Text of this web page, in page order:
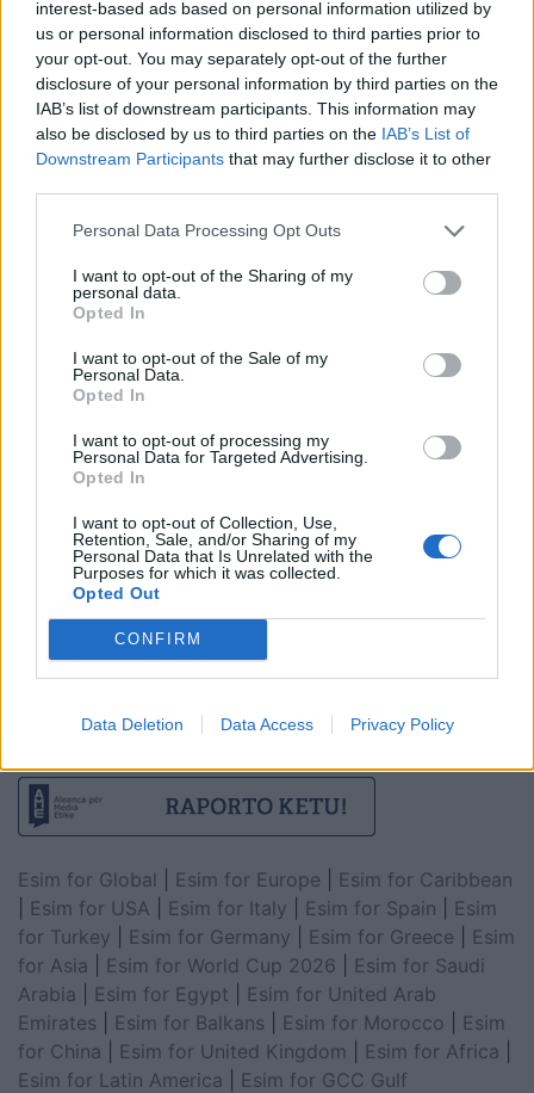
interest-based ads based on personal information utilized by
us or personal information disclosed to third parties prior to
your opt-out. You may separately opt-out of the further
disclosure of your personal information by third parties on the
IAB’s list of downstream participants. This information may
also be disclosed by us to third parties on the IAB’s List of
Downstream Participants that may further disclose it to other
Personal Data Processing Opt Outs
I want to opt-out of the Sharing of my
personal data.
Opted In
I want to opt-out of the Sale of my
Personal Data.
Opted In
I want to opt-out of processing my
Personal Data for Targeted Advertising.
Opted In
I want to opt-out of Collection, Use,
Retention, Sale, and/or Sharing of my
Personal Data that Is Unrelated with the
Purposes for which it was collected.
Opted Out
CONFIRM
Data Deletion Data Access Privacy Policy
Apple hedh në gjyq OpenAI-n
për përvetësim të paligjshëm
të sekreteve industriale
Ndeshja Argjentinë–Egjipt
të papara
Kina zbulon robotë humanoidë
shoqëri afatgjatë
Esim for Global Esim for Europe
Esim for Caribbean
Esim for USA Esim for Italy Esim for Spain
Esim
for Turkey
Esim for Germany Esim for Greece
Esim
for Asia
Esim for World Cup 2026
Esim for Saudi
Arabia
Esim for Egypt
Esim for United Arab
Emirates
Esim for Balkans Esim for Morocco
Esim
for China
Esim for United Kingdom Esim for Africa
Esim for Latin America
Esim for GCC Gulf